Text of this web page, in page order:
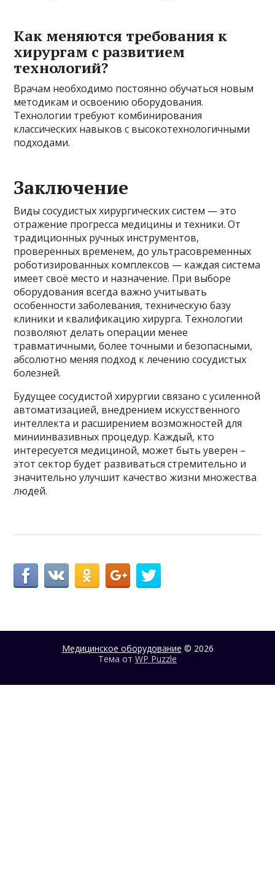
Как меняются требования к
хирургам с развитием
технологий?
Врачам необходимо постоянно обучаться новым
методикам и освоению оборудования.
Технологии требуют комбинирования
классических навыков с высокотехнологичными
подходами.
Заключение
Виды сосудистых хирургических систем — это
отражение прогресса медицины и техники. От
традиционных ручных инструментов,
проверенных временем, до ультрасовременных
роботизированных комплексов — каждая система
имеет своё место и назначение. При выборе
оборудования всегда важно учитывать
особенности заболевания, техническую базу
клиники и квалификацию хирурга. Технологии
позволяют делать операции менее
травматичными, более точными и безопасными,
абсолютно меняя подход к лечению сосудистых
болезней.
Будущее сосудистой хирургии связано с усиленной
автоматизацией, внедрением искусственного
интеллекта и расширением возможностей для
миниинвазивных процедур. Каждый, кто
интересуется медициной, может быть уверен –
этот сектор будет развиваться стремительно и
значительно улучшит качество жизни множества
людей.
Медицинское оборудование © 2026
Тема от WP Puzzle